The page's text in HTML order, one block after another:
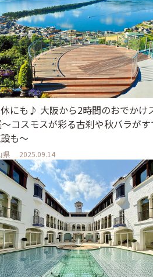
にも♪ 大阪から2時間のおでかけ
～コスモスが彩る古刹や秋バラが
も～
県 2025.09.14